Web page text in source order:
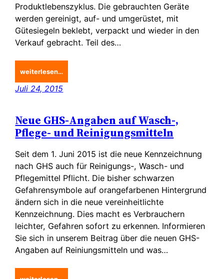
Produktlebenszyklus. Die gebrauchten Geräte
werden gereinigt, auf- und umgerüstet, mit
Gütesiegeln beklebt, verpackt und wieder in den
Verkauf gebracht. Teil des…
weiterlesen…
Juli 24, 2015
Neue GHS-Angaben auf Wasch-,
Pflege- und Reinigungsmitteln
Seit dem 1. Juni 2015 ist die neue Kennzeichnung
nach GHS auch für Reinigungs-, Wasch- und
Pflegemittel Pflicht. Die bisher schwarzen
Gefahrensymbole auf orangefarbenen Hintergrund
ändern sich in die neue vereinheitlichte
Kennzeichnung. Dies macht es Verbrauchern
leichter, Gefahren sofort zu erkennen. Informieren
Sie sich in unserem Beitrag über die neuen GHS-
Angaben auf Reiniungsmitteln und was…